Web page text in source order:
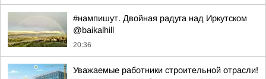
#нампишут. Двойная радуга над Иркутском
@baikalhill
20:36
Уважаемые работники строительной отрасли!